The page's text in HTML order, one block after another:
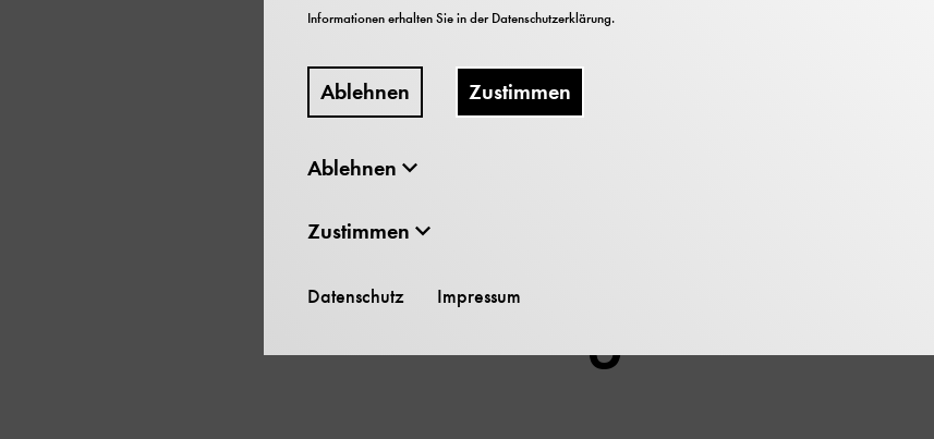
Exklusiv nur für die Mitglieder unserer Museumsfamilie.
Mitglied werden
Informationen erhalten Sie in derDatenschutzerklärung.
Ablehnen Zustimmen
Ablehnen
Zustimmen
Datenschutz Impressum